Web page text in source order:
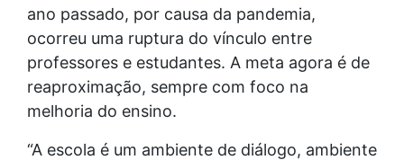
ano passado, por causa da pandemia,
ocorreu uma ruptura do vínculo entre
professores e estudantes. A meta agora é de
reaproximação, sempre com foco na
melhoria do ensino.
“A escola é um ambiente de diálogo, ambiente